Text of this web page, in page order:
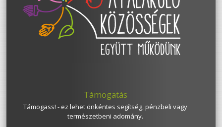
Támogatás
Támogass! - ez lehet önkéntes segítség, pénzbeli vagy
természetbeni adomány.